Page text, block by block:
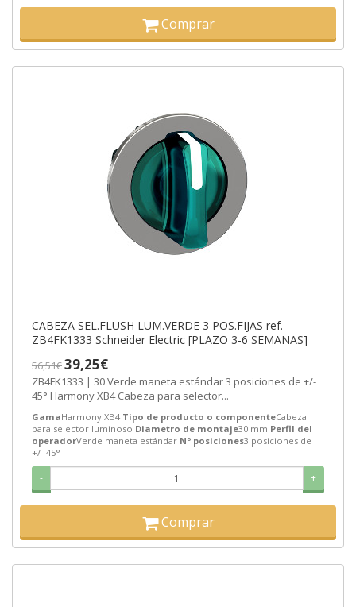
Comprar
CABEZA SEL.FLUSH LUM.VERDE 3 POS.FIJAS ref.
ZB4FK1333 Schneider Electric [PLAZO 3-6 SEMANAS]
56,51€39,25€
ZB4FK1333 | 30 Verde maneta estándar 3 posiciones de +/-
45° Harmony XB4 Cabeza para selector...
GamaHarmony XB4 Tipo de producto o componenteCabeza
para selector luminoso Diametro de montaje30 mm Perfil del
operadorVerde maneta estándar Nº posiciones3 posiciones de
+/- 45°
- +
Comprar